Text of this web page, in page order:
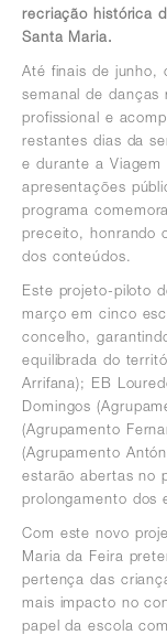
recriação histórica
Santa Maria.
Até finais de junho,
semanal de danças
profissional e
restantes dias da
e durante a
apresentações
programa
preceito, honrando
dos conteúdos.
Este projeto-piloto
março em cinco
concelho,
equilibrada do
Arrifana); EB
Domingos
(Agrupamento
(Agrupamento
estarão abertas no
prolongamento dos
Com este novo
Maria da Feira
pertença das
mais impacto no
papel da escola